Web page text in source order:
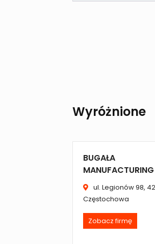
Wyróżnione
BUGAŁA
ul. Legionów 98,
Częstochowa
Zobacz firmę